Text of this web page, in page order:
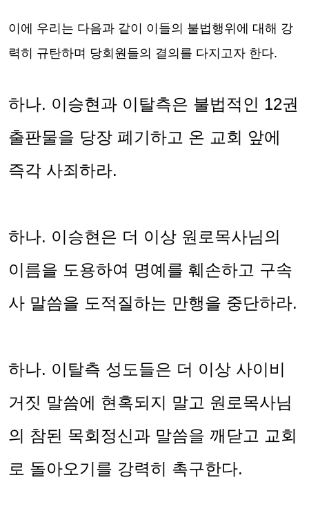
이에 우리는 다음과 같이 이들의 불법행위에 대해 강
력히 규탄하며 당회원들의 결의를 다지고자 한다.
하나. 이승현과 이탈측은 불법적인 12권
출판물을 당장 폐기하고 온 교회 앞에
즉각 사죄하라.
하나. 이승현은 더 이상 원로목사님의
이름을 도용하여 명예를 훼손하고 구속
사 말씀을 도적질하는 만행을 중단하라.
하나. 이탈측 성도들은 더 이상 사이비
거짓 말씀에 현혹되지 말고 원로목사님
의 참된 목회정신과 말씀을 깨닫고 교회
로 돌아오기를 강력히 촉구한다.